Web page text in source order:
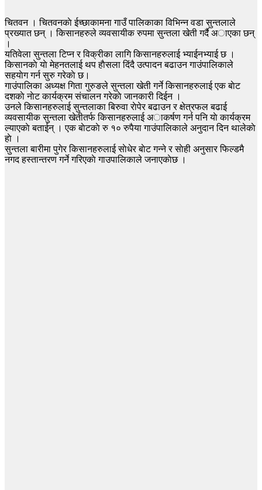
चितवन । चितवनकाे ईच्छाकामना गाउँ पालिकाका विभिन्न वडा सुन्तलाले
प्रख्यात छन् । किसानहरुले व्यवसायीक रुपमा सुन्तला खेती गर्दै अाएका छन्
।
यतिवेला सुन्तला टिप्न र विक्रीका लागि किसानहरुलाई भ्याईनभ्याई छ ।
किसानकाे याे मेहनतलाई थप हाैसला दिंदै उत्पादन बढाउन गाउंपालिकाले
सहयाेग गर्न सुरु गरेकाे छ।
गाउंपालिका अध्यक्ष गिता गुरुङले सुन्तला खेती गर्ने किसानहरुलाई एक बाेट
दशकाे नाेट कार्यक्रम संचालन गरेकाे जानकारी दिईन ।
उनले किसानहरुलाई सुन्तलाका बिरुवा राेपेर बढाउन र क्षेत्रफल बढाई
व्यवसायीक सुन्तला खेतीतर्फ किसानहरुलाई अाकर्षण गर्न पनि याे कार्यक्रम
ल्याएकाे बताईन् । एक बाेटकाे रु १० रुपैया गाउंपालिकाले अनुदान दिन थालेकाे
हाे ।
सुन्तला बारीमा पुगेर किसानहरुलाई साेधेर बाेट गन्ने र साेही अनुसार फिल्डमै
नगद हस्तान्तरण गर्ने गरिएकाे गाउपालिकाले जनाएकाेछ ।